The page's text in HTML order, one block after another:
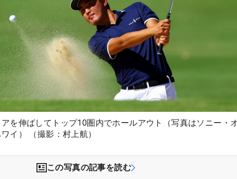
を伸ばしてトップ10圏内でホールアウト（写真はソニー・
イ） （撮影：村上航）
この写真の記事を読む